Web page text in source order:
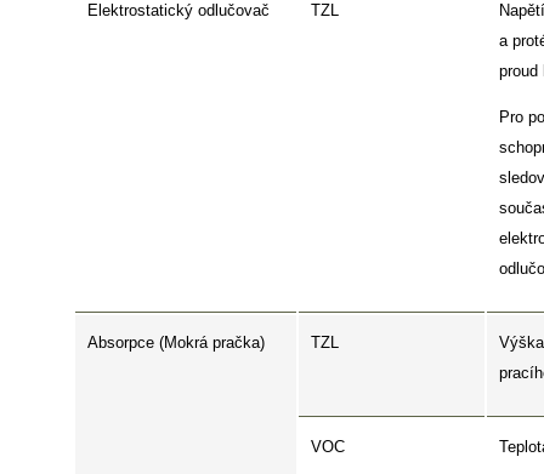
Elektrostatický odlučovač TZL
a
proud
Pro
Absorpce (Mokrá pračka) TZL
VOC